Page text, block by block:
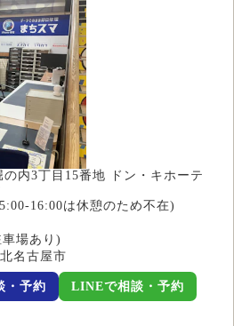
内3丁目15番地 ドン・キホーテ
16:00は休憩のため不在)
場あり)
名古屋市
・予約 LINEで相談・予約